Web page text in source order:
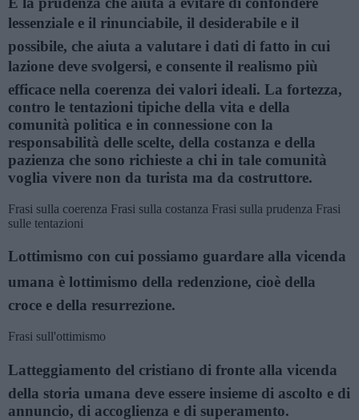
lessenziale e il rinunciabile, il desiderabile e il
possibile, che aiuta a valutare i dati di fatto in cui
lazione deve svolgersi, e consente il realismo più
efficace nella coerenza dei valori ideali. La fortezza,
contro le tentazioni tipiche della vita e della
comunità politica e in connessione con la
responsabilità delle scelte, della costanza e della
pazienza che sono richieste a chi in tale comunità
voglia vivere non da turista ma da costruttore.
Frasi sulla coerenza Frasi sulla costanza Frasi sulla prudenza Frasi
sulle tentazioni
Lottimismo con cui possiamo guardare alla vicenda
umana è lottimismo della redenzione, cioè della
croce e della resurrezione.
Frasi sull'ottimismo
Latteggiamento del cristiano di fronte alla vicenda
della storia umana deve essere insieme di ascolto e di
annuncio, di accoglienza e di superamento.